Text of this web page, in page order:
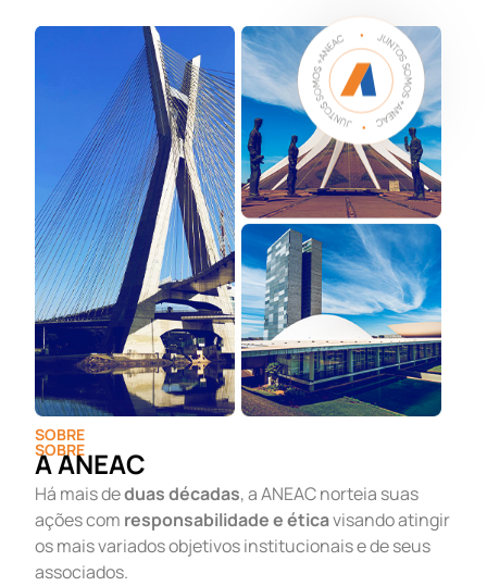
SOBRE
SOBRE
A ANEAC
Há mais deduas décadas, a ANEAC norteia suas
ações com responsabilidade e éticavisando atingir
os mais variados objetivos institucionais e de seus
associados.